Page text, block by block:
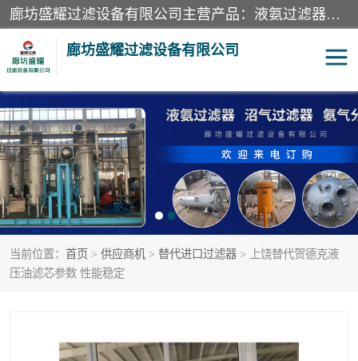
廊坊盛耀过滤设备有限公司主营产品：液氨过滤器、沼气过滤器、氨气分离器、二氧化碳过滤器、过滤器、液氨氨气过滤器、天然气过滤器、管道过滤器、*过滤器、液氨除油除水过滤器、氨气除油除水过滤器、焦炉煤气除焦油过滤器等。
廊坊盛耀过滤设备有限公司
当前位置： 首页 > 供应商机 > 替代进口过滤器 > 上饶替代贺德克液
压油滤芯参数 性能稳定
二氧化碳过滤器 过滤器
液氨氨气过滤器 沼气过滤器
天然气过滤器 管道过滤器
甲醇过滤器 液氨除油除水过滤器